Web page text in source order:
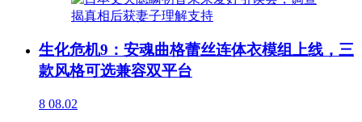
生化危机9：安魂曲格蕾丝连体衣模组上线，三
款风格可选兼容双平台
8 08.02